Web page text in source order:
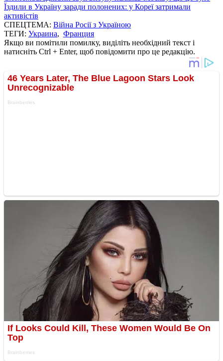
Їздили в Україну заради полонених: у Кореї затримали
активістів
СПЕЦТЕМА: Війна Росії з Україною
ТЕГИ: Украина, Франция
Якщо ви помітили помилку, виділіть необхідний текст і
натисніть Ctrl + Enter, щоб повідомити про це редакцію.